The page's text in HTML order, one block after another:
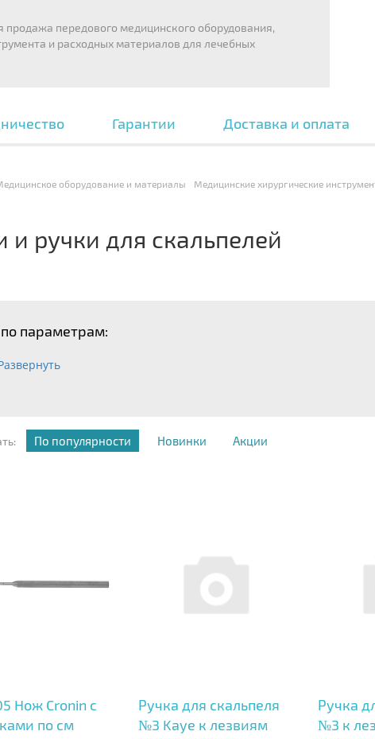
продажа передового медицинского оборудования,
и расходных материалов для лечебных
Гарантии Доставка и оплата
оборудование и материалы Медицинские хирургические
и ручки для скальпелей
параметрам:
По популярности Новинки Акции
Нож Cronin с
по см
Ручка для скальпеля
№3 Kaye к лезвиям
Ручка
№3 к